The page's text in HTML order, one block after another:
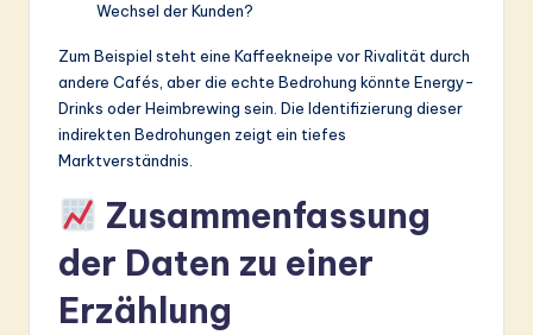
Wechsel der Kunden?
Zum Beispiel steht eine Kaffeekneipe vor Rivalität durch
andere Cafés, aber die echte Bedrohung könnte Energy-
Drinks oder Heimbrewing sein. Die Identifizierung dieser
indirekten Bedrohungen zeigt ein tiefes
Marktverständnis.
Zusammenfassung
der Daten zu einer
Erzählung